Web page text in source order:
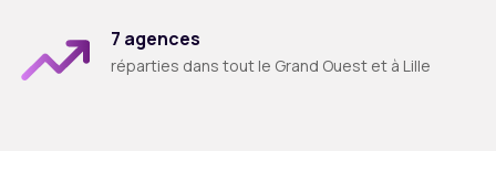
7 agences
réparties dans tout le Grand Ouest et à Lille